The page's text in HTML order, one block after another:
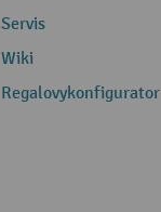
Servis
Wiki
Regalovykonfigurator